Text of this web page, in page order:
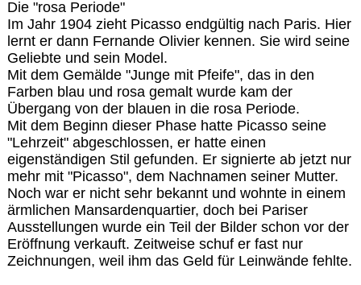
Die "rosa Periode"
Im Jahr 1904 zieht Picasso endgültig nach Paris. Hier
lernt er dann Fernande Olivier kennen. Sie wird seine
Geliebte und sein Model.
Mit dem Gemälde "Junge mit Pfeife", das in den
Farben blau und rosa gemalt wurde kam der
Übergang von der blauen in die rosa Periode.
Mit dem Beginn dieser Phase hatte Picasso seine
"Lehrzeit" abgeschlossen, er hatte einen
eigenständigen Stil gefunden. Er signierte ab jetzt nur
mehr mit "Picasso", dem Nachnamen seiner Mutter.
Noch war er nicht sehr bekannt und wohnte in einem
ärmlichen Mansardenquartier, doch bei Pariser
Ausstellungen wurde ein Teil der Bilder schon vor der
Eröffnung verkauft. Zeitweise schuf er fast nur
Zeichnungen, weil ihm das Geld für Leinwände fehlte.